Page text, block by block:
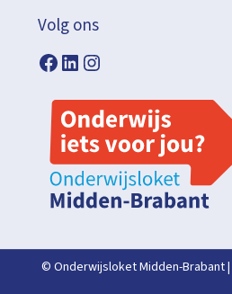
Volg ons
© Onderwijsloket Midden-Brabant |